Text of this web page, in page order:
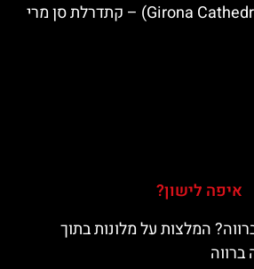
קתדרלת גירונה (Girona Cathedral) – קתדרלת סן מרי
איפה לישון?
המלצות על מלונות בתוך